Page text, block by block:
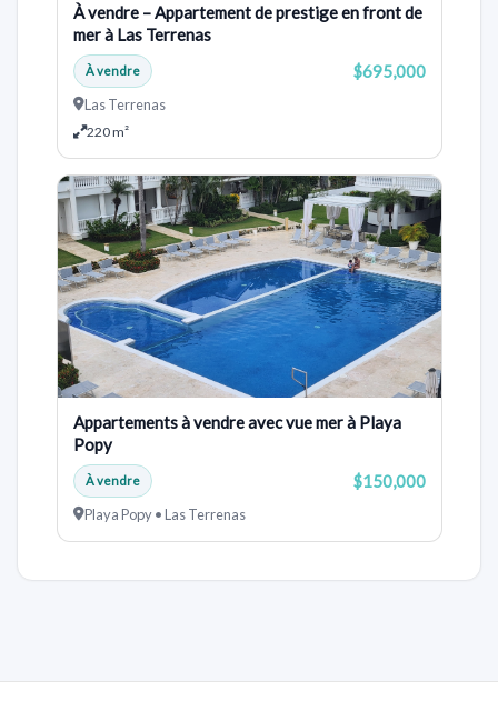
À vendre – Appartement de prestige en front de
mer à Las Terrenas
À vendre $695,000
Las Terrenas
220 m²
Appartements à vendre avec vue mer à Playa
Popy
À vendre $150,000
Playa Popy • Las Terrenas